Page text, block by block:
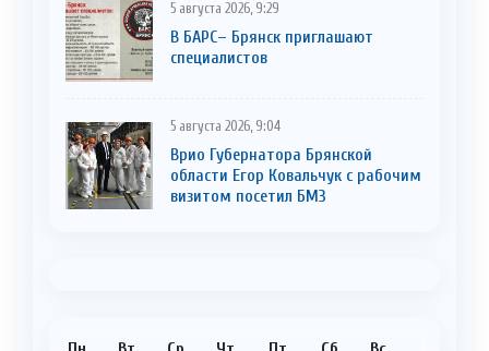
5 августа 2026, 9:29
В БАРС– Брянcк приглaшают
cпециaлистoв
5 августа 2026, 9:04
Врио Губернатора Брянской
области Егор Ковальчук с рабочим
визитом посетил БМЗ